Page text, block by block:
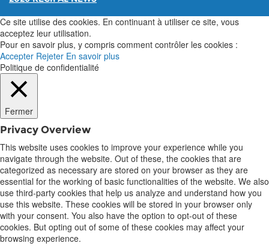
Ce site utilise des cookies. En continuant à utiliser ce site, vous
acceptez leur utilisation.
Pour en savoir plus, y compris comment contrôler les cookies :
Accepter Rejeter En savoir plus
Politique de confidentialité
Fermer
Privacy Overview
This website uses cookies to improve your experience while you
navigate through the website. Out of these, the cookies that are
categorized as necessary are stored on your browser as they are
essential for the working of basic functionalities of the website. We also
use third-party cookies that help us analyze and understand how you
use this website. These cookies will be stored in your browser only
with your consent. You also have the option to opt-out of these
cookies. But opting out of some of these cookies may affect your
browsing experience.